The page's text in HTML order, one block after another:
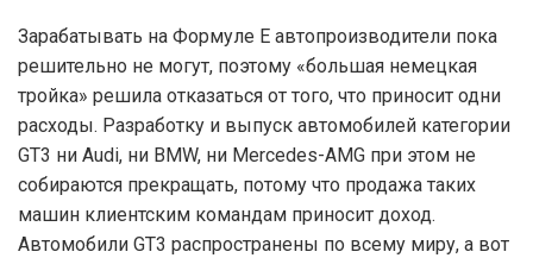
Зарабатывать на Формуле Е автопроизводители пока
решительно не могут, поэтому «большая немецкая
тройка» решила отказаться от того, что приносит одни
расходы. Разработку и выпуск автомобилей категории
GT3 ни Audi, ни BMW, ни Mercedes-AMG при этом не
собираются прекращать, потому что продажа таких
машин клиентским командам приносит доход.
Автомобили GT3 распространены по всему миру, а вот